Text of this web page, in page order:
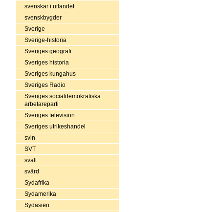
svenskar i utlandet
svenskbygder
Sverige
Sverige-historia
Sveriges geografi
Sveriges historia
Sveriges kungahus
Sveriges Radio
Sveriges socialdemokratiska
arbetareparti
Sveriges television
Sveriges utrikeshandel
svin
SVT
svält
svärd
Sydafrika
Sydamerika
Sydasien